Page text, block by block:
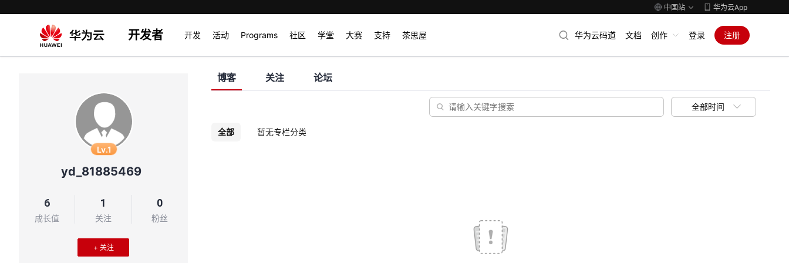
中国站 华为云App
开发者 开发 活动 Programs 社区 学堂 大赛 支持 茶思屋 华为云码道 文档 创作 登录 注册
Lv.1
yd_81885469
6
成长值
1
关注
0
粉丝
+ 关注
博客 关注 论坛
全部时间
全部 暂无专栏分类